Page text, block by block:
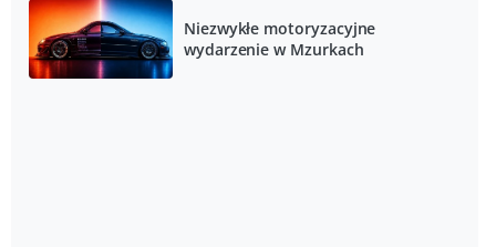
Niezwykłe motoryzacyjne
wydarzenie w Mzurkach